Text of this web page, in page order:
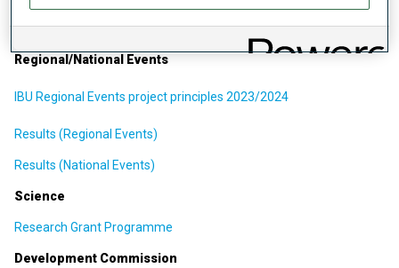
Regional/National Events
IBU Regional Events project principles 2023/2024
Results (Regional Events)
Results (National Events)
Science
Research Grant Programme
Development Commission